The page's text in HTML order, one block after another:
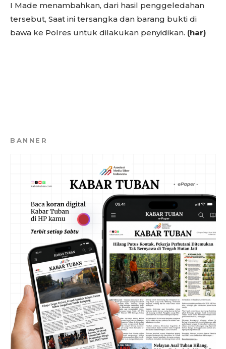
I Made menambahkan, dari hasil penggeledahan
tersebut, Saat ini tersangka dan barang bukti di
bawa ke Polres untuk dilakukan penyidikan. (har)
BANNER